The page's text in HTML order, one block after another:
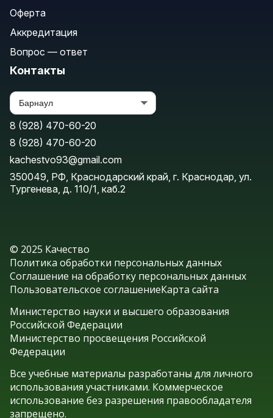
Оферта
Аккредитация
Вопрос — ответ
Контакты
8 (928) 470-60-20
8 (928) 470-60-20
kachestvo93@gmail.com
350049, РФ, Краснодарский край, г. Краснодар, ул.
Тургенева, д. 110/1, каб.2
© 2025 Качество
Политика обработки персональных данных
Соглашение на обработку персональных данных
Пользовательское соглашениеКарта сайта
Министерство науки и высшего образования
Российской Федерации
Министерство просвещения Российской
Федерации
Все учебные материалы разработаны для личного
использования участниками. Коммерческое
использование без разрешения правообладателя
запрещено.